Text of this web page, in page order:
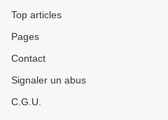
Top articles
Pages
Contact
Signaler un abus
C.G.U.